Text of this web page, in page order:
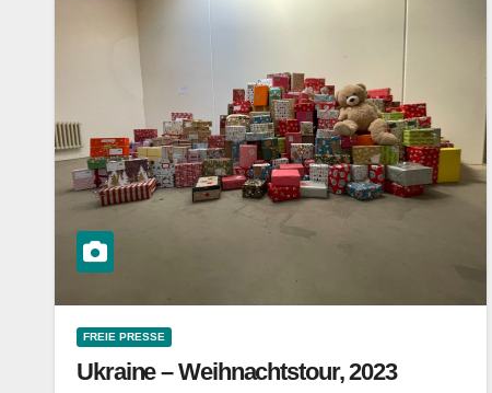
FREIE PRESSE
Ukraine – Weihnachtstour, 2023